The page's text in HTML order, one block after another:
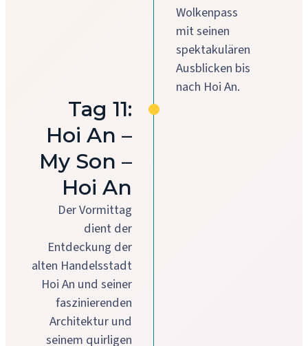
Wolkenpass
mit seinen
spektakulären
Ausblicken bis
nach Hoi An.
Tag 11:
Hoi An –
My Son –
Hoi An
Der Vormittag
dient der
Entdeckung der
alten Handelsstadt
Hoi An und seiner
faszinierenden
Architektur und
seinem quirligen